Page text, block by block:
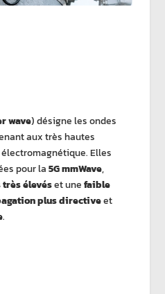
wave) désigne les ondes
aux très hautes
Elles
pour la5G mmWave,
élevéset unefaible
plus directiveet
.